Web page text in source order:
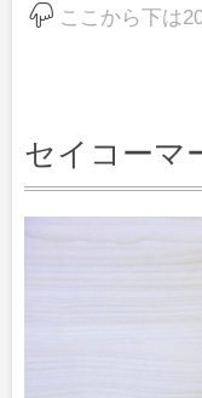
ここから下は
セイコーマ